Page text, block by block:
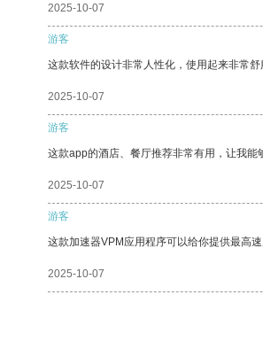
2025-10-07
游客
这款软件的设计非常人性化，使用起来非常舒
2025-10-07
游客
这款app的酒店、餐厅推荐非常有用，让我能
2025-10-07
游客
这款加速器VPM应用程序可以给你提供最高
2025-10-07